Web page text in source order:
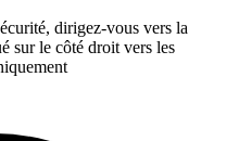
dirigez-vous vers la
sur le côté droit vers les